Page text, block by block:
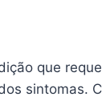
que
sintomas.